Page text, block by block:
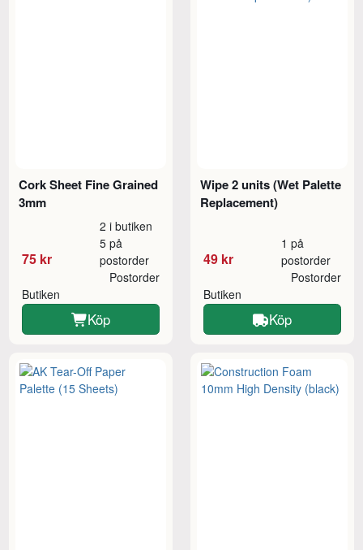
Cork Sheet Fine Grained
3mm
75 kr
2 i butiken
5 på
postorder
Butiken
Postorder
Köp
Wipe 2 units (Wet Palette
Replacement)
49 kr
1 på
postorder
Butiken
Postorder
Köp